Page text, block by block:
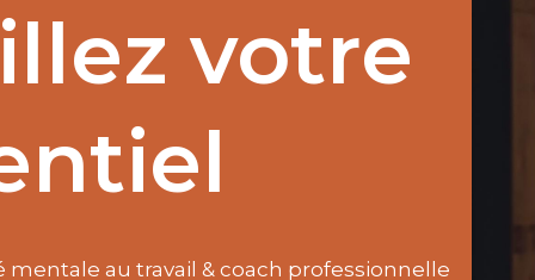
votre
au travail & coach professionnelle